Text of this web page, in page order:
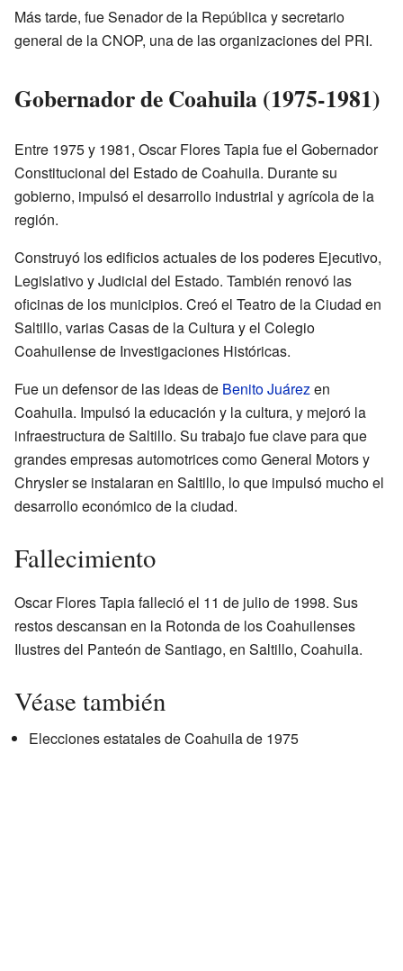
Más tarde, fue Senador de la República y secretario
general de la CNOP, una de las organizaciones del PRI.
Gobernador de Coahuila (1975-1981)
Entre 1975 y 1981, Oscar Flores Tapia fue el Gobernador
Constitucional del Estado de Coahuila. Durante su
gobierno, impulsó el desarrollo industrial y agrícola de la
región.
Construyó los edificios actuales de los poderes Ejecutivo,
Legislativo y Judicial del Estado. También renovó las
oficinas de los municipios. Creó el Teatro de la Ciudad en
Saltillo, varias Casas de la Cultura y el Colegio
Coahuilense de Investigaciones Históricas.
Fue un defensor de las ideas de Benito Juárezen
Coahuila. Impulsó la educación y la cultura, y mejoró la
infraestructura de Saltillo. Su trabajo fue clave para que
grandes empresas automotrices como General Motors y
Chrysler se instalaran en Saltillo, lo que impulsó mucho el
desarrollo económico de la ciudad.
Fallecimiento
Oscar Flores Tapia falleció el 11 de julio de 1998. Sus
restos descansan en la Rotonda de los Coahuilenses
Ilustres del Panteón de Santiago, en Saltillo, Coahuila.
Véase también
Elecciones estatales de Coahuila de 1975